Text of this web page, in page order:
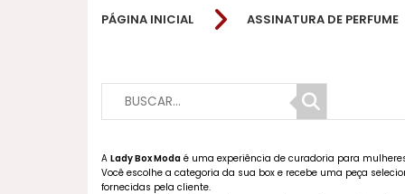
PÁGINA INICIAL ASSINATURA DE PERFUME
A Lady Box Moda é uma experiência de curadoria para
Você escolhe a categoria da sua box e recebe uma peça
fornecidas pela cliente.